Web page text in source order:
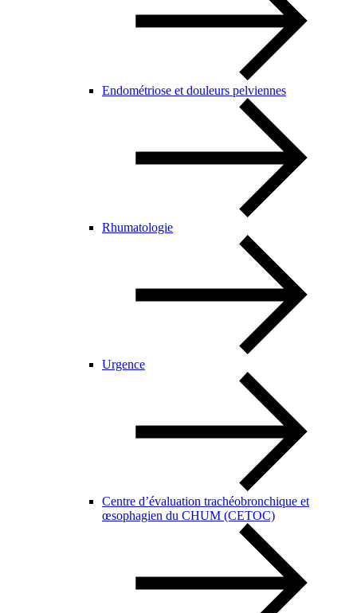
Endométriose et douleurs pelviennes
Rhumatologie
Urgence
Centre d’évaluation trachéobronchique et
œsophagien du CHUM (CETOC)